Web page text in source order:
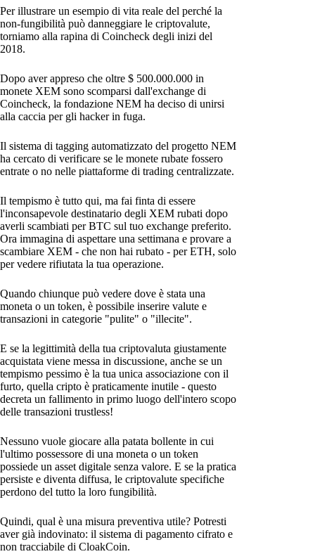
Per illustrare un esempio di vita reale del perché la
non-fungibilità può danneggiare le criptovalute,
torniamo alla rapina di Coincheck degli inizi del
2018.
Dopo aver appreso che oltre $ 500.000.000 in
monete XEM sono scomparsi dall'exchange di
Coincheck, la fondazione NEM ha deciso di unirsi
alla caccia per gli hacker in fuga.
Il sistema di tagging automatizzato del progetto NEM
ha cercato di verificare se le monete rubate fossero
entrate o no nelle piattaforme di trading centralizzate.
Il tempismo è tutto qui, ma fai finta di essere
l'inconsapevole destinatario degli XEM rubati dopo
averli scambiati per BTC sul tuo exchange preferito.
Ora immagina di aspettare una settimana e provare a
scambiare XEM - che non hai rubato - per ETH, solo
per vedere rifiutata la tua operazione.
Quando chiunque può vedere dove è stata una
moneta o un token, è possibile inserire valute e
transazioni in categorie "pulite" o "illecite".
E se la legittimità della tua criptovaluta giustamente
acquistata viene messa in discussione, anche se un
tempismo pessimo è la tua unica associazione con il
furto, quella cripto è praticamente inutile - questo
decreta un fallimento in primo luogo dell'intero scopo
delle transazioni trustless!
Nessuno vuole giocare alla patata bollente in cui
l'ultimo possessore di una moneta o un token
possiede un asset digitale senza valore. E se la pratica
persiste e diventa diffusa, le criptovalute specifiche
perdono del tutto la loro fungibilità.
Quindi, qual è una misura preventiva utile? Potresti
aver già indovinato: il sistema di pagamento cifrato e
non tracciabile di CloakCoin.